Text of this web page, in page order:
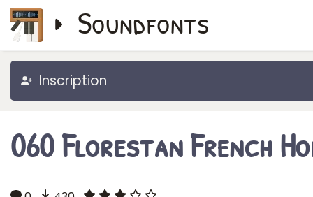
Soundfonts
Inscription
060 Florestan French